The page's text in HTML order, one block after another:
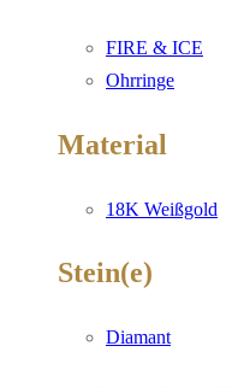
FIRE & ICE
Ohrringe
Material
18K Weißgold
Stein(e)
Diamant